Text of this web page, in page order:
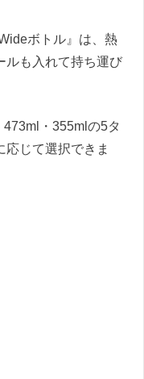
ボトル』は、熱
ルも入れて持ち運び
・355mlの5タ
応じて選択できま